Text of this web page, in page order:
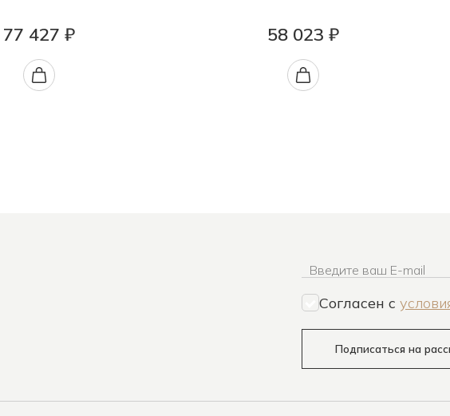
77 427 ₽ 58 023 ₽
Введите ваш E-mail
Согласен c
Подписаться на